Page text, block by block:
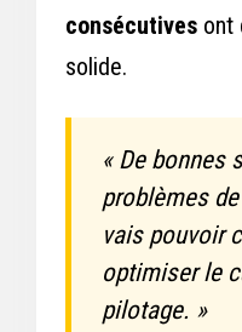
consécutives ont
solide.
« De bonnes
problèmes
vais pouvoir
optimiser le
pilotage. »